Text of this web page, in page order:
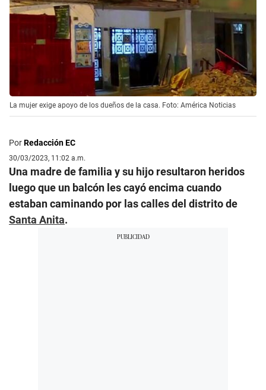
La mujer exige apoyo de los dueños de la casa. Foto: América Noticias
PorRedacción EC
30/03/2023, 11:02 a.m.
Una madre de familia y su hijo resultaron heridos
luego que un balcón les cayó encima cuando
estaban caminando por las calles del distrito de
Santa Anita.